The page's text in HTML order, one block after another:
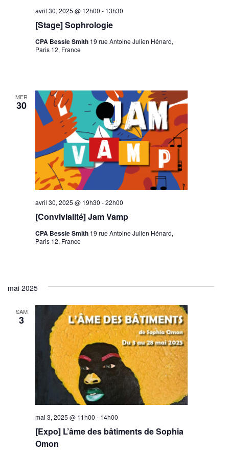
[Stage] Sophrologie
avril 30, 2025 @ 12h00 - 13h30
CPA Bessie Smith 19 rue Antoine Julien Hénard,
Paris 12, France
MER
30
[Convivialité] Jam Vamp
avril 30, 2025 @ 19h30 -22h00
CPA Bessie Smith 19 rue Antoine Julien Hénard,
Paris 12, France
mai 2025
SAM
3
[Expo] L’âme des bâtiments de Sophia
Omon
mai 3, 2025 @ 11h00 - 14h00